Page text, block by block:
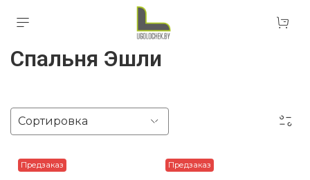
Спальня Эшли
Предзаказ Предзаказ